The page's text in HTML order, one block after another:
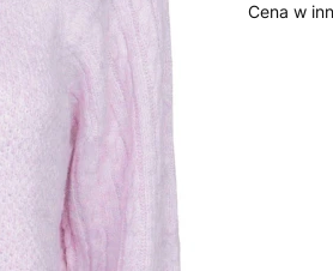
Cena w